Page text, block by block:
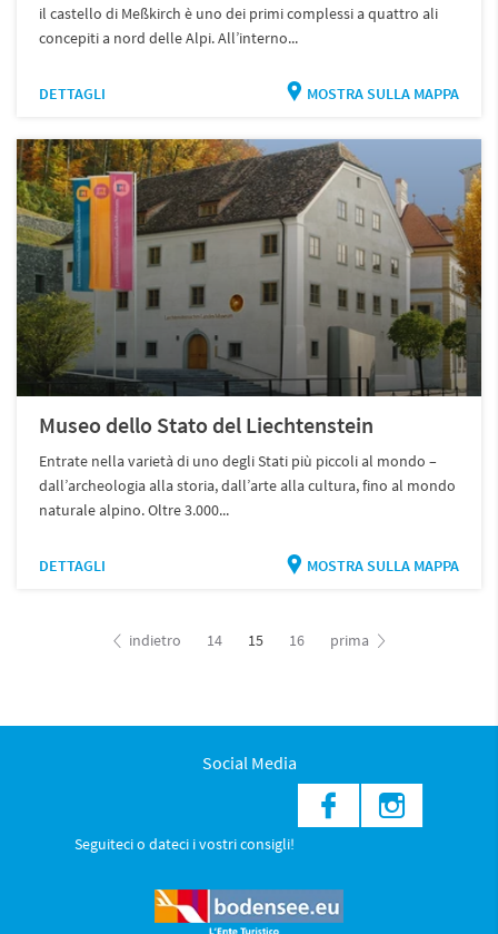
il castello di Meßkirch è uno dei primi complessi a quattro ali
concepiti a nord delle Alpi. All’interno...
DETTAGLI MOSTRA SULLA MAPPA
Museo dello Stato del Liechtenstein
Entrate nella varietà di uno degli Stati più piccoli al mondo –
dall’archeologia alla storia, dall’arte alla cultura, fino al mondo
naturale alpino. Oltre 3.000...
DETTAGLI MOSTRA SULLA MAPPA
indietro 14 15 16 prima
Social Media
Seguiteci o dateci i vostri consigli!